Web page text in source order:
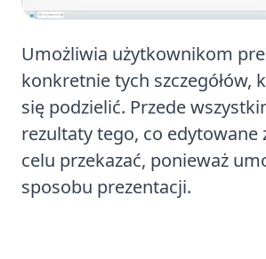
Umożliwia użytkownikom
konkretnie tych szczegółów,
się podzielić. Przede
rezultaty tego, co edytowane
celu przekazać, ponieważ
sposobu prezentacji.